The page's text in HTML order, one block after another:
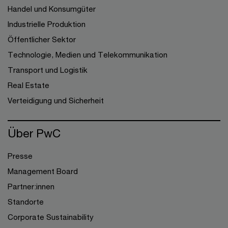
Handel und Konsumgüter
Industrielle Produktion
Öffentlicher Sektor
Technologie, Medien und Telekommunikation
Transport und Logistik
Real Estate
Verteidigung und Sicherheit
Über PwC
Presse
Management Board
Partner:innen
Standorte
Corporate Sustainability